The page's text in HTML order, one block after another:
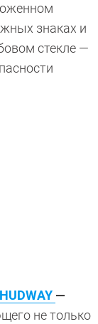
знаках и
стекле —
HUDWAY —
не только